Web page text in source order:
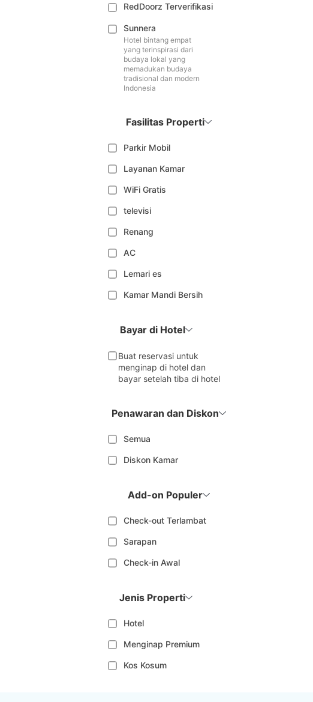
RedDoorz Terverifikasi
Sunnera
Hotel bintang empat
yang terinspirasi dari
budaya lokal yang
memadukan budaya
tradisional dan modern
Indonesia
Fasilitas Properti
Parkir Mobil
Layanan Kamar
WiFi Gratis
televisi
Renang
AC
Lemari es
Kamar Mandi Bersih
Bayar di Hotel
Buat reservasi untuk
menginap di hotel dan
bayar setelah tiba di hotel
Penawaran dan Diskon
Semua
Diskon Kamar
Add-on Populer
Check-out Terlambat
Sarapan
Check-in Awal
Jenis Properti
Hotel
Menginap Premium
Kos Kosum